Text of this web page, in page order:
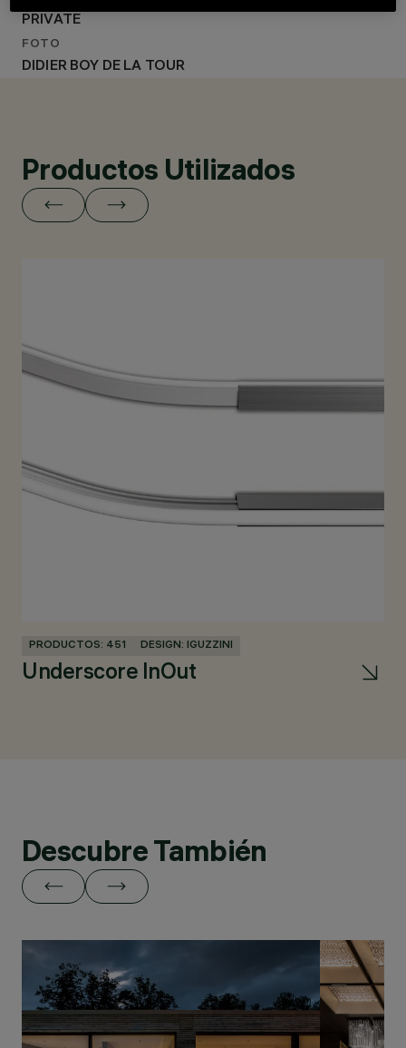
PRIVATE
FOTO
DIDIER BOY DE LA TOUR
Productos Utilizados
PRODUCTOS: 451 DESIGN: IGUZZINI
Underscore InOut
Descubre También